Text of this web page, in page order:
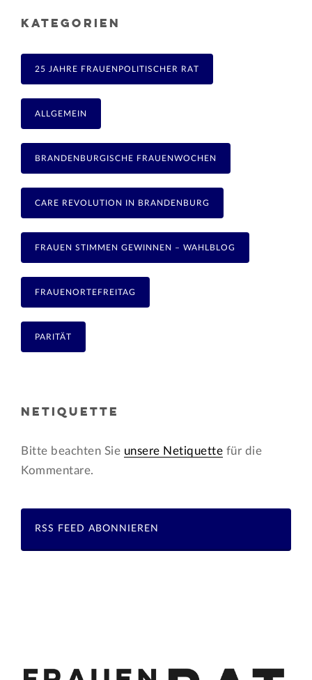
KATEGORIEN
25 JAHRE FRAUENPOLITISCHER RAT
ALLGEMEIN
BRANDENBURGISCHE FRAUENWOCHEN
CARE REVOLUTION IN BRANDENBURG
FRAUEN STIMMEN GEWINNEN – WAHLBLOG
FRAUENORTEFREITAG
PARITÄT
NETIQUETTE
Bitte beachten Sie unsere Netiquette für die
Kommentare.
RSS FEED ABONNIEREN